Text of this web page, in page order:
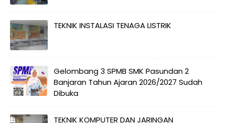
TEKNIK INSTALASI TENAGA LISTRIK
Gelombang 3 SPMB SMK Pasundan 2
Banjaran Tahun Ajaran 2026/2027 Sudah
Dibuka
TEKNIK KOMPUTER DAN JARINGAN